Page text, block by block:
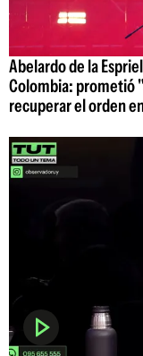
Abelardo de la
Colombia: prometió
recuperar el orden